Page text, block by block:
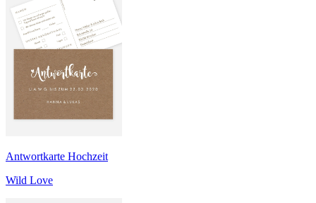
Antwortkarte Hochzeit
Wild Love